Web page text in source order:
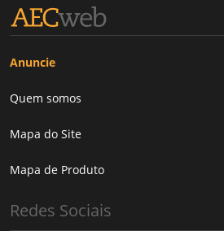
Anuncie
Quem somos
Mapa do Site
Mapa de Produto
Redes Sociais